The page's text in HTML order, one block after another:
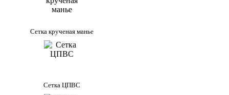
Сетка крученая манье
Сетка ЦПВС